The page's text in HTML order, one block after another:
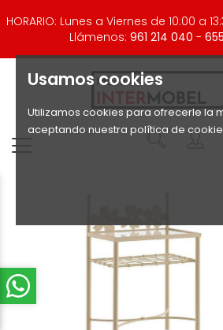
Usamos cookies
Utilizamos cookies para ofrecerle la
aceptando nuestra política de
HORARIO: Lunes a Viernes de 10:00 a
Llámenos: 961 214 040 -